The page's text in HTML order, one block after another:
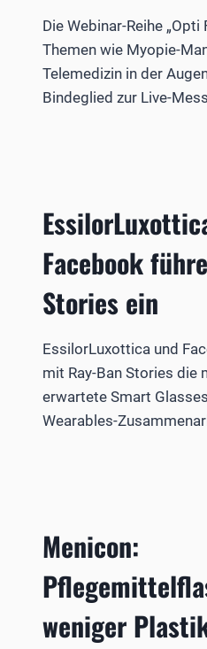
Die Webinar-Reihe „Opti
Themen wie Myopie-
Telemedizin in der
Bindeglied zur Live-
Facebook
Stories ein
EssilorLuxottica und
mit Ray-Ban Stories die
erwartete Smart
Wearables-
Menicon:
weniger